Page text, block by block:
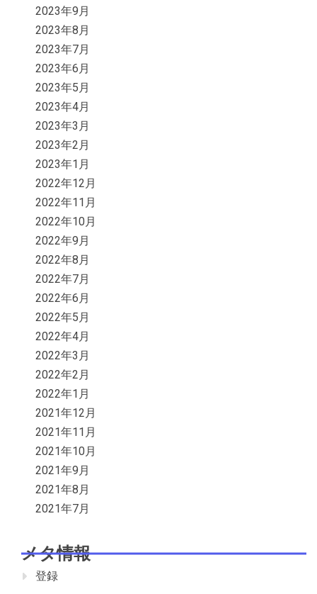
2023年9月
2023年8月
2023年7月
2023年6月
2023年5月
2023年4月
2023年3月
2023年2月
2023年1月
2022年12月
2022年11月
2022年10月
2022年9月
2022年8月
2022年7月
2022年6月
2022年5月
2022年4月
2022年3月
2022年2月
2022年1月
2021年12月
2021年11月
2021年10月
2021年9月
2021年8月
2021年7月
メタ情報
登録